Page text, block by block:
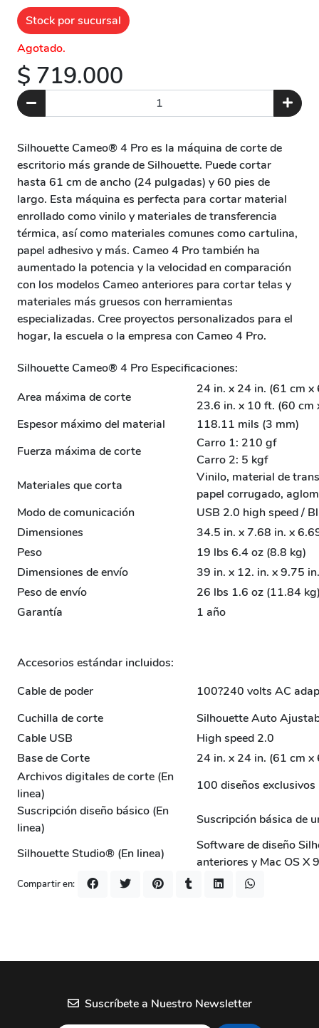
Stock por sucursal
Agotado.
$ 719.000
Silhouette Cameo® 4 Pro es la máquina de corte de
escritorio más grande de Silhouette. Puede cortar
hasta 61 cm de ancho (24 pulgadas) y 60 pies de
largo. Esta máquina es perfecta para cortar material
enrollado como vinilo y materiales de transferencia
térmica, así como materiales comunes como cartulina,
papel adhesivo y más. Cameo 4 Pro también ha
aumentado la potencia y la velocidad en comparación
con los modelos Cameo anteriores para cortar telas y
materiales más gruesos con herramientas
especializadas. Cree proyectos personalizados para el
hogar, la escuela o la empresa con Cameo 4 Pro.
Silhouette Cameo® 4 Pro Especificaciones:
Area máxima de corte
24 in. x 24 in. (61 cm x
23.6 in. x 10 ft. (60 cm
Espesor máximo del material
118.11 mils (3 mm)
Fuerza máxima de corte
Carro 1: 210 gf
Carro 2: 5 kgf
Materiales que corta
Vinilo, material de
papel corrugado,
Modo de comunicación
USB 2.0 high speed /
Dimensiones
34.5 in. x 7.68 in. x
Peso
19 lbs 6.4 oz (8.8 kg)
Dimensiones de envío
39 in. x 12. in. x 9.75
Peso de envío
26 lbs 1.6 oz (11.84
Garantía
1 año
Accesorios estándar incluidos:
Cable de poder
100?240 volts AC
Cuchilla de corte
Silhouette Auto
Cable USB
High speed 2.0
Base de Corte
24 in. x 24 in. (61 cm x
Archivos digitales de corte (En
linea)
100 diseños
Suscripción diseño básico (En
linea)
Suscripción básica de
Silhouette Studio® (En linea)
Software de diseño
anteriores y Mac OS X
Compartir en:
Suscríbete a Nuestro Newsletter